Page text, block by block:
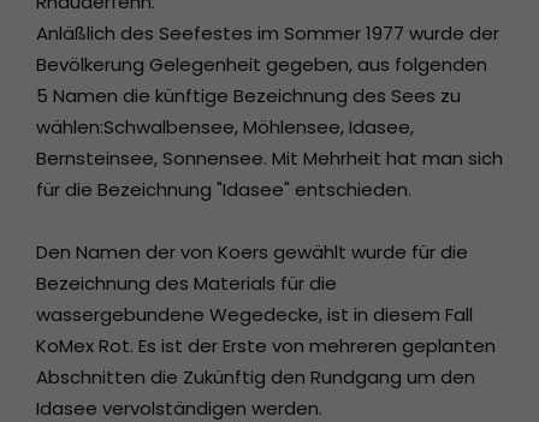
Anläßlich des Seefestes im Sommer 1977 wurde der
Bevölkerung Gelegenheit gegeben, aus folgenden
5 Namen die künftige Bezeichnung des Sees zu
wählen:Schwalbensee, Möhlensee, Idasee,
Bernsteinsee, Sonnensee. Mit Mehrheit hat man sich
für die Bezeichnung "Idasee" entschieden.
Den Namen der von Koers gewählt wurde für die
Bezeichnung des Materials für die
wassergebundene Wegedecke, ist in diesem Fall
KoMex Rot. Es ist der Erste von mehreren geplanten
Abschnitten die Zukünftig den Rundgang um den
Idasee vervolständigen werden.